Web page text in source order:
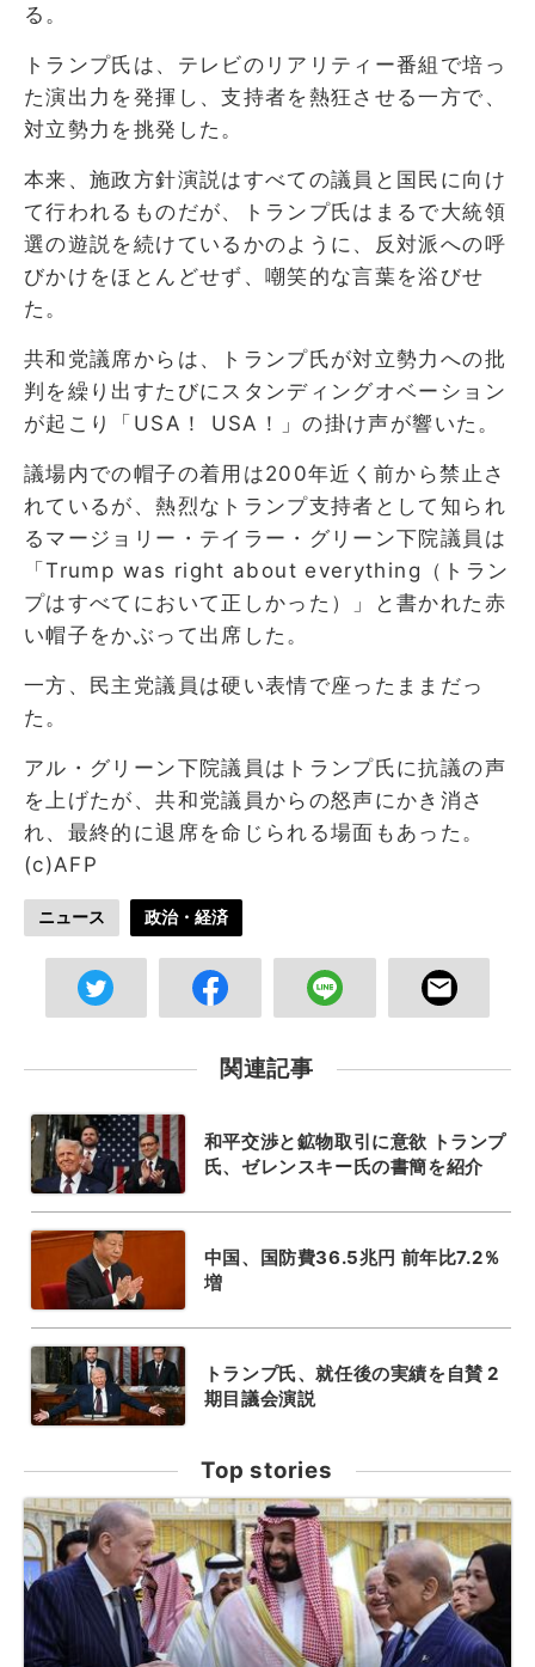
る。
トランプ氏は、テレビのリアリティー番組で培っ
た演出力を発揮し、支持者を熱狂させる一方で、
対立勢力を挑発した。
本来、施政方針演説はすべての議員と国民に向け
て行われるものだが、トランプ氏はまるで大統領
選の遊説を続けているかのように、反対派への呼
びかけをほとんどせず、嘲笑的な言葉を浴びせ
た。
共和党議席からは、トランプ氏が対立勢力への批
判を繰り出すたびにスタンディングオベーション
が起こり「USA！ USA！」の掛け声が響いた。
議場内での帽子の着用は200年近く前から禁止さ
れているが、熱烈なトランプ支持者として知られ
るマージョリー・テイラー・グリーン下院議員は
「Trump was right about everything（トラン
プはすべてにおいて正しかった）」と書かれた赤
い帽子をかぶって出席した。
一方、民主党議員は硬い表情で座ったままだっ
た。
アル・グリーン下院議員はトランプ氏に抗議の声
を上げたが、共和党議員からの怒声にかき消さ
れ、最終的に退席を命じられる場面もあった。
(c)AFP
ニュース 政治・経済
関連記事
和平交渉と鉱物取引に意欲 トランプ
氏、ゼレンスキー氏の書簡を紹介
中国、国防費36.5兆円 前年比7.2％
増
トランプ氏、就任後の実績を自賛 2
期目議会演説
Top stories